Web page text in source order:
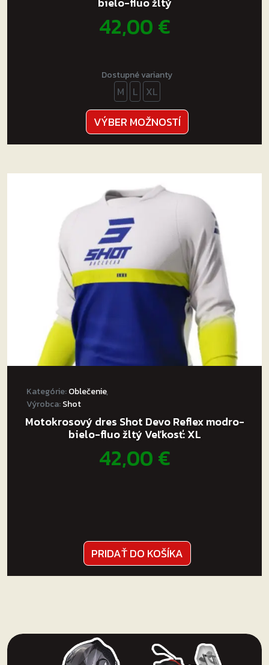
42,00€
Dostupné varianty
M L XL
VÝBER MOŽNOSTÍ
produkt
Možnosti
môžete
vybrať
na
stránke
produktu.
Kategórie:Oblečenie,
Výrobca:Shot
Motokrosový dres Shot Devo Reflex modro-
bielo-fluo žltý Veľkosť: XL
42,00€
PRIDAŤ DO KOŠÍKA